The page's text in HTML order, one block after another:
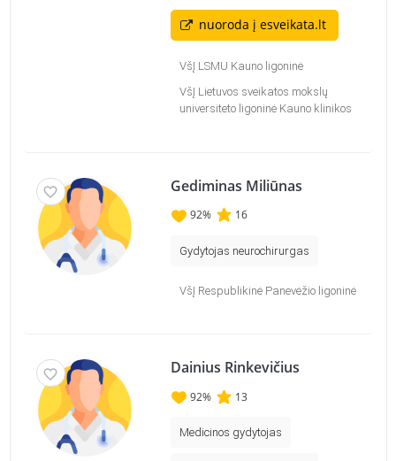
nuoroda į esveikata.lt
VšĮ LSMU Kauno ligoninė
VšĮ Lietuvos sveikatos mokslų
universiteto ligoninė Kauno klinikos
Gediminas Miliūnas
92% 16
Gydytojas neurochirurgas
VšĮ Respublikinė Panevėžio ligoninė
Dainius Rinkevičius
92% 13
Medicinos gydytojas